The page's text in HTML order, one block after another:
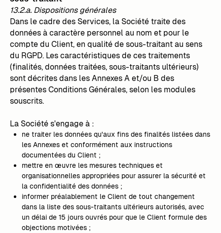
13.2.a. Dispositions générales
Dans le cadre des Services, la Société traite des
données à caractère personnel au nom et pour le
compte du Client, en qualité de sous-traitant au sens
du RGPD. Les caractéristiques de ces traitements
(finalités, données traitées, sous-traitants ultérieurs)
sont décrites dans les Annexes A et/ou B des
présentes Conditions Générales, selon les modules
souscrits.
La Société s'engage à :
ne traiter les données qu'aux fins des finalités listées dans
les Annexes et conformément aux instructions
documentées du Client ;
mettre en œuvre les mesures techniques et
organisationnelles appropriées pour assurer la sécurité et
la confidentialité des données ;
informer préalablement le Client de tout changement
dans la liste des sous-traitants ultérieurs autorisés, avec
un délai de 15 jours ouvrés pour que le Client formule des
objections motivées ;